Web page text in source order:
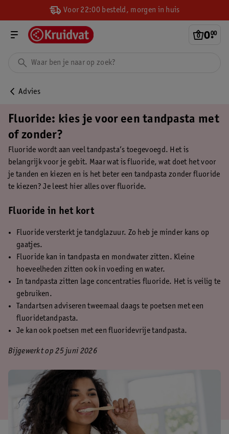
Voor 22:00 besteld, morgen in huis
0.
00
Advies
Fluoride: kies je voor een tandpasta met
of zonder?
Fluoride wordt aan veel tandpasta’s toegevoegd. Het is
belangrijk voor je gebit. Maar wat is fluoride, wat doet het voor
je tanden en kiezen en is het beter een tandpasta zonder fluoride
te kiezen? Je leest hier alles over fluoride.
Fluoride in het kort
Fluoride versterkt je tandglazuur. Zo heb je minder kans op
gaatjes.
Fluoride kan in tandpasta en mondwater zitten. Kleine
hoeveelheden zitten ook in voeding en water.
In tandpasta zitten lage concentraties fluoride. Het is veilig te
gebruiken.
Tandartsen adviseren tweemaal daags te poetsen met een
fluoridetandpasta.
Je kan ook poetsen met een fluoridevrije tandpasta.
Bijgewerkt op 25 juni 2026